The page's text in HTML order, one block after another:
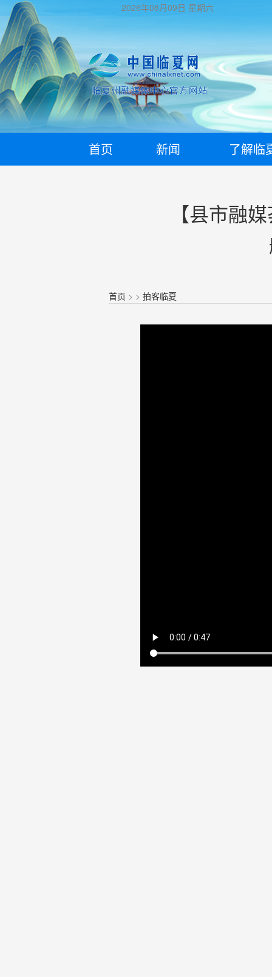
2026年08月09日 星期六
首页 新闻 了解临
【县市融
首页 > >拍客临夏